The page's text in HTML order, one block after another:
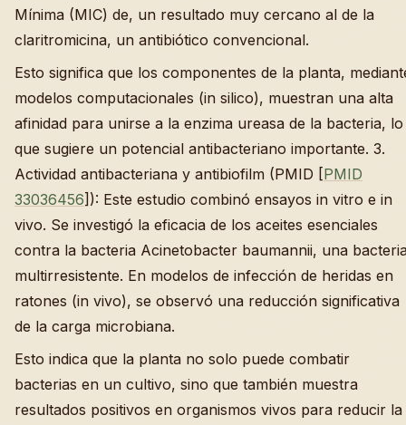
Mínima (MIC) de, un resultado muy cercano al de la
claritromicina, un antibiótico convencional.
Esto significa que los componentes de la planta,
modelos computacionales (in silico), muestran una alta
afinidad para unirse a la enzima ureasa de la bacteria, lo
que sugiere un potencial antibacteriano importante. 3.
Actividad antibacteriana y antibiofilm (PMID [PMID
33036456]): Este estudio combinó ensayos in vitro e in
vivo. Se investigó la eficacia de los aceites esenciales
contra la bacteria Acinetobacter baumannii, una
multirresistente. En modelos de infección de heridas en
ratones (in vivo), se observó una reducción significativa
de la carga microbiana.
Esto indica que la planta no solo puede combatir
bacterias en un cultivo, sino que también muestra
resultados positivos en organismos vivos para reducir la